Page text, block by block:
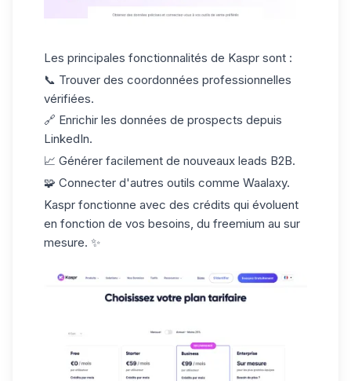
Les principales fonctionnalités de Kaspr sont :
📞 Trouver des coordonnées professionnelles
vérifiées.
🔗 Enrichir les données de prospects depuis
LinkedIn.
📈 Générer facilement de nouveaux leads B2B.
🧩 Connecter d'autres outils comme Waalaxy.
Kaspr fonctionne avec des crédits qui évoluent
en fonction de vos besoins, du freemium au sur
mesure. ✨